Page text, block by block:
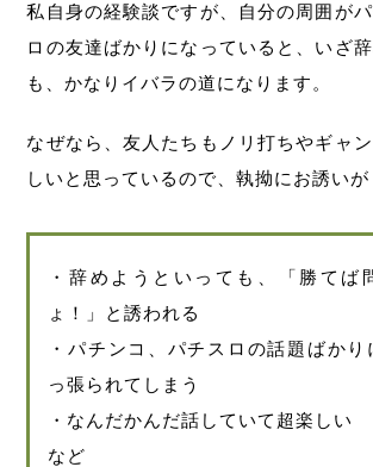
私自身の経験談ですが、自分の周囲が
ロの友達ばかりになっていると、いざ
も、かなりイバラの道になります。
なぜなら、友人たちもノリ打ちやギャ
しいと思っているので、執拗にお誘いが
・辞めようといっても、「勝てば
ょ！」と誘われる
・パチンコ、パチスロの話題ばかり
っ張られてしまう
・なんだかんだ話していて超楽しい
など